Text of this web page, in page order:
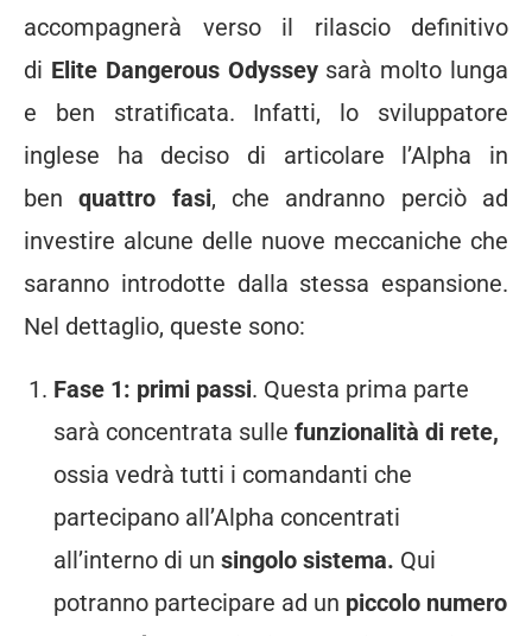
accompagnerà verso il rilascio definitivo
di Elite Dangerous Odyssey sarà molto lunga
e ben stratificata. Infatti, lo sviluppatore
inglese ha deciso di articolare l’Alpha in
benquattro fasi, che andranno perciò ad
investire alcune delle nuove meccaniche che
saranno introdotte dalla stessa espansione.
Nel dettaglio, queste sono:
Fase 1: primi passi. Questa prima parte
sarà concentrata sulle funzionalità di rete,
ossia vedrà tutti i comandanti che
partecipano all’Alpha concentrati
all’interno di un singolo sistema. Qui
potranno partecipare ad un piccolo numero